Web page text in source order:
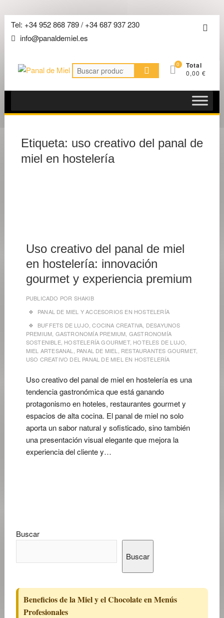
Saltar
contenido
Tel: +34 952 868 789 / +34 687 937 230
info@panaldemiel.es
barra
Buscar
por:
0 Total
0,00 €
Etiqueta: uso creativo del panal de
miel en hostelería
Uso creativo del panal de miel
en hostelería: innovación
gourmet y experiencia premium
PUBLICADO POR SHAKIB
PANAL DE MIEL Y ACCESORIOS EN HOSTELERÍA
BUFFETS DE LUJO ,COCINA CREATIVA DESAYUNOS
PREMIUM GASTRONOMÍA PREMIUM GASTRONOMÍA
SOSTENIBLE, HOSTELERÍA GOURMET, HOTELES DE LUJO
MIEL ARTESANAL
PANAL DE MIEL RESTAURANTES GOURMET,
USO CREATIVO DEL PANAL DE MIEL EN HOSTELERÍA
Uso creativo del panal de miel en hostelería es una
tendencia gastronómica que está ganando
protagonismo en hoteles, restaurantes gourmet y
espacios de alta cocina. El panal de miel no solo
aporta un sabor natural y sofisticado, sino también
una presentación visual elegante que mejora la
experiencia del cliente y…
Buscar
Buscar
Beneficios de la Miel y el Chocolate en Menús
Profesionales